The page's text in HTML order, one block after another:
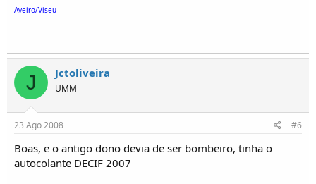
Aveiro/Viseu
J Jctoliveira
UMM
23 Ago 2008 #6
Boas, e o antigo dono devia de ser bombeiro, tinha o
autocolante DECIF 2007